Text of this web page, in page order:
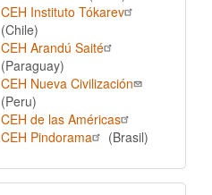
CEH Instituto Tókarev
(Chile)
CEH Arandú Saité
(Paraguay)
CEH Nueva Civilización
(Peru)
CEH de las Américas
CEH Pindorama
(Brasil)